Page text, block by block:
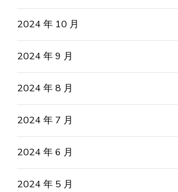
2024 年 10 月
2024 年 9 月
2024 年 8 月
2024 年 7 月
2024 年 6 月
2024 年 5 月